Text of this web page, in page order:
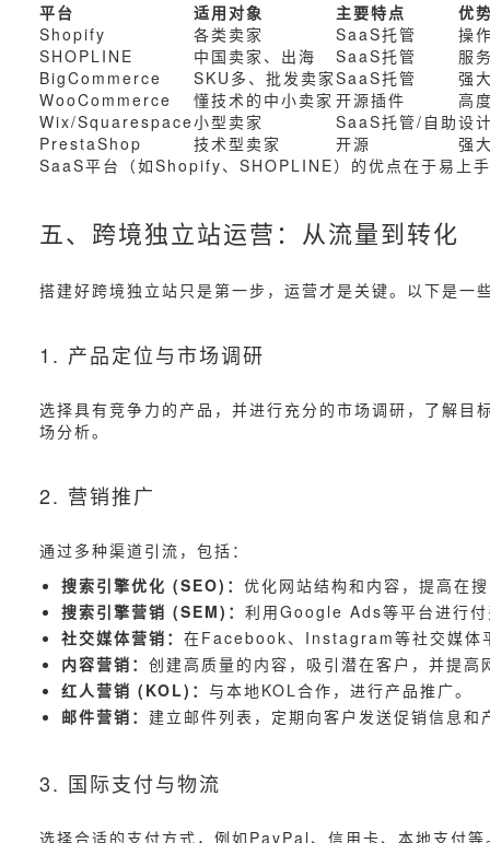
平台
适用对象 主要特点
优
Shopify
各类卖家 SaaS托管
操
SHOPLINE
中国卖家、出海 SaaS托管
服
BigCommerce
SKU多、批发卖家SaaS托管
强
WooCommerce
懂技术的中小卖家 开源插件
高
Wix/Squarespace小型卖家 SaaS托管/自助设
PrestaShop
技术型卖家 开源
强
SaaS平台（如Shopify、SHOPLINE）的优点在于易上
五、跨境独立站运营：从流量到转化
搭建好跨境独立站只是第一步，运营才是关键。以下是一
1. 产品定位与市场调研
选择具有竞争力的产品，并进行充分的市场调研，了解
场分析。
2. 营销推广
通过多种渠道引流，包括：
搜索引擎优化 (SEO)： 优化网站结构和内容，提高在
搜索引擎营销 (SEM)： 利用Google Ads等平台进行
社交媒体营销： 在Facebook、Instagram等社交媒体
内容营销： 创建高质量的内容，吸引潜在客户，并提高
红人营销 (KOL)： 与本地KOL合作，进行产品推广。
邮件营销： 建立邮件列表，定期向客户发送促销信息和
3. 国际支付与物流
选择合适的支付方式，例如PayPal、信用卡、本地支付